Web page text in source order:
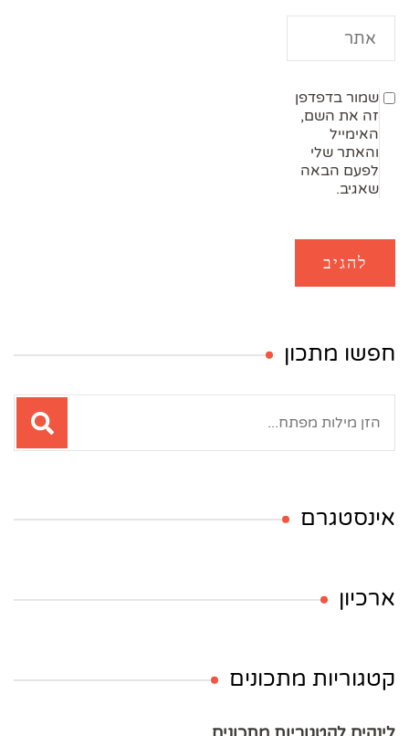
שמור בדפדפן
זה את השם,
האימייל
והאתר שלי
לפעם הבאה
שאגיב.
חפשו מתכון
אינסטגרם
ארכיון
קטגוריות מתכונים